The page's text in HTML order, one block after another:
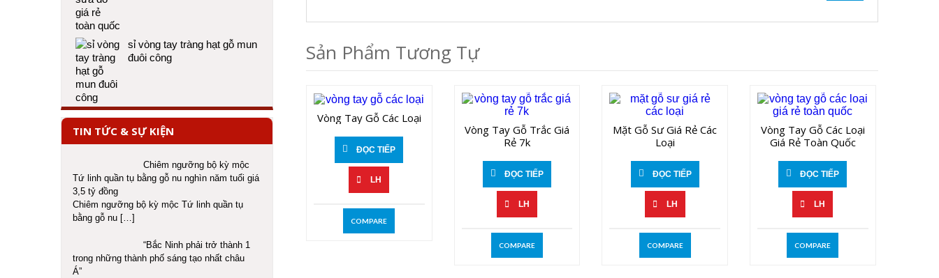
Sản Phẩm Tương Tự
Vòng Tay Gỗ Các Loại
ĐỌC TIẾP
LH
COMPARE
Vòng Tay Gỗ Trắc Giá
Rẻ 7k
ĐỌC TIẾP
LH
COMPARE
Mặt Gỗ Sư Giá Rẻ Các
Loại
ĐỌC TIẾP
LH
COMPARE
Vòng Tay Gỗ Các Loại
Giá Rẻ Toàn Quốc
ĐỌC TIẾP
LH
COMPARE
sỉ vòng tay tràng hạt gỗ mun
đuôi công
TIN TỨC & SỰ KIỆN
Chiêm ngưỡng bộ kỳ mộc
Tứ linh quần tụ bằng gỗ nu nghìn năm tuổi giá
3,5 tỷ đồng
Chiêm ngưỡng bộ kỳ mộc Tứ linh quần tụ
bằng gỗ nu […]
“Bắc Ninh phải trở thành 1
trong những thành phố sáng tạo nhất châu
Á”